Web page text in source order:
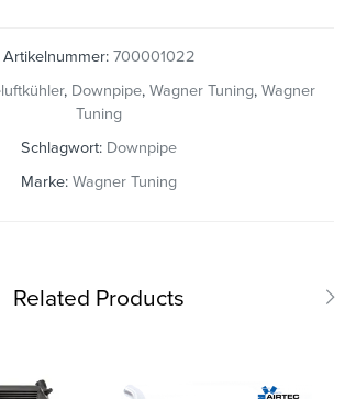
Artikelnummer: 700001022
, Downpipe, Wagner Tuning, Wagner
Tuning
Schlagwort: Downpipe
Marke: Wagner Tuning
Related Products